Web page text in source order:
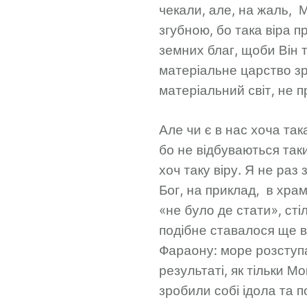
чекали, але, на жаль,
згубною, бо така віра
земних благ, щоби Він
матеріальне царство
матеріальний світ, не
Але чи є в нас хоча
бо не відбуваються
хоч таку віру. Я не
Бог, на приклад, в
«не було де стати»,
подібне ставалося ще
Фараону: море
результаті, як тільки
зробили собі ідола та